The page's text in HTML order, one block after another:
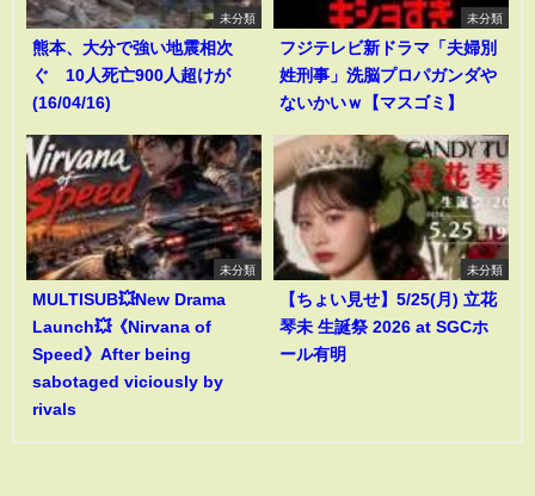
未分類
熊本、大分で強い地震相次
ぐ 10人死亡900人超けが
(16/04/16)
未分類
フジテレビ新ドラマ「夫婦別
姓刑事」洗脳プロパガンダや
ないかいｗ【マスゴミ】
未分類
MULTISUB💥New Drama
Launch💥《Nirvana of
Speed》After being
sabotaged viciously by
rivals
未分類
【ちょい見せ】5/25(月) 立花
琴未 生誕祭 2026 at SGCホ
ール有明